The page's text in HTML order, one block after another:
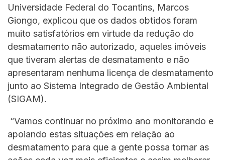
Universidade Federal do Tocantins, Marcos
Giongo, explicou que os dados obtidos foram
muito satisfatórios em virtude da redução do
desmatamento não autorizado, aqueles imóveis
que tiveram alertas de desmatamento e não
apresentaram nenhuma licença de desmatamento
junto ao Sistema Integrado de Gestão Ambiental
(SIGAM).
“Vamos continuar no próximo ano monitorando e
apoiando estas situações em relação ao
desmatamento para que a gente possa tornar as